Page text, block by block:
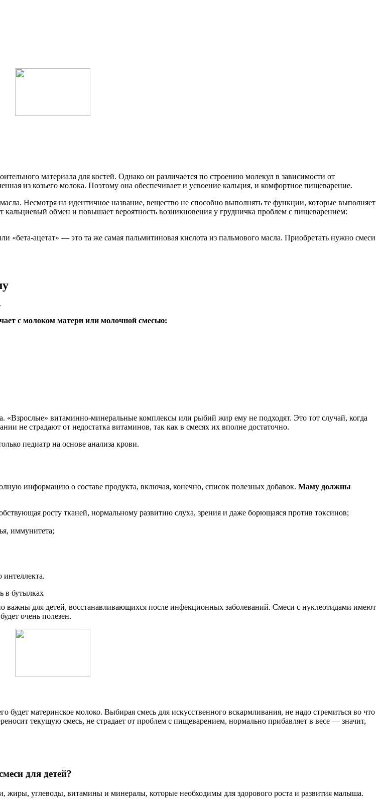
материала для костей. Однако он различается по строению молекул в зависимости от
из козьего молока. Поэтому она обеспечивает и усвоение кальция, и комфортное пищеварение.
Несмотря на идентичное название, вещество не способно выполнять те функции, которые выполняет
кальциевый обмен и повышает вероятность возникновения у грудничка проблем с пищеварением:
ацетат» — это та же самая пальмитиновая кислота из пальмового масла. Приобретать нужно смеси
с молоком матери или молочной смесью:
витаминно-минеральные комплексы или рыбий жир ему не подходят. Это тот случай, когда
не страдают от недостатка витаминов, так как в смесях их вполне достаточно.
педиатр на основе анализа крови.
информацию о составе продукта, включая, конечно, список полезных добавок. Маму должны
росту тканей, нормальному развитию слуха, зрения и даже борющаяся против токсинов;
иммунитета;
важны для детей, восстанавливающихся после инфекционных заболеваний. Смеси с нуклеотидами имеют
очень полезен.
материнское молоко. Выбирая смесь для искусственного вскармливания, не надо стремиться во что
текущую смесь, не страдает от проблем с пищеварением, нормально прибавляет в весе — значит,
для детей?
жиры, углеводы, витамины и минералы, которые необходимы для здорового роста и развития малыша.